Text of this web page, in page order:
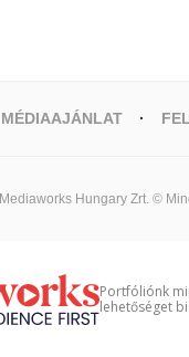
MÉDIAAJÁNLAT
Hungary Zrt. ©
Portfóliónk
lehetőséget